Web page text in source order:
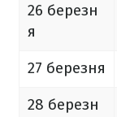
26 березн
я
27 березня
28 березн